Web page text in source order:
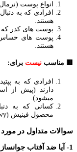
انواع پوست
افرادی که به
هستند.
پوست های کدر که
پوست های حساس
هستند.
🟥 مناسب نیست برای:
افرادی که به
دارند (پیش از
میشود).
کسانی که به
محصول فینیش (Dewy) دارد).
سوالات متداول در مورد
1- آیا ضد آفتاب جوانساز نامبوزین باعث جوش میشود؟